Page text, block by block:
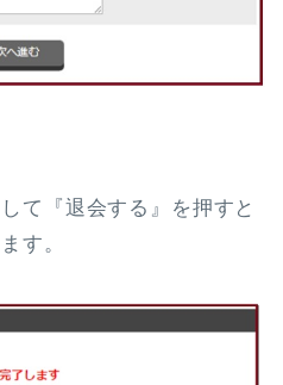
て『退会する』を押すと
す。